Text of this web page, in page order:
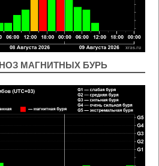
МАГНИТНЫХ БУРЬ